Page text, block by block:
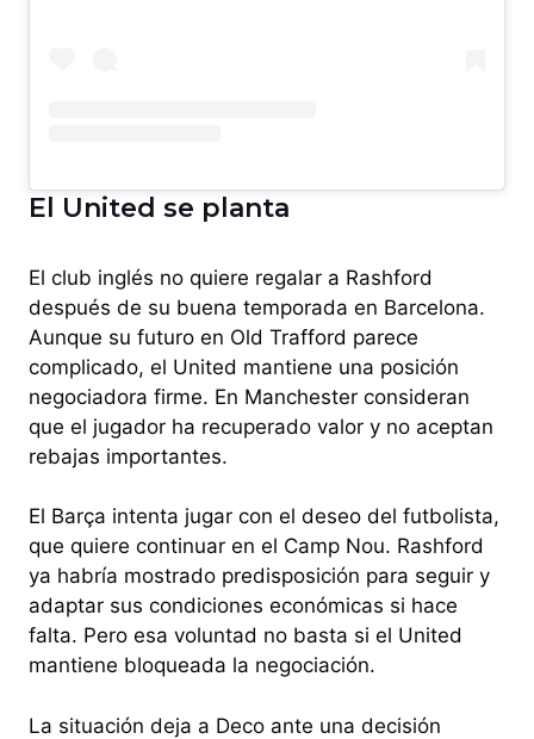
El United se planta
El club inglés no quiere regalar a Rashford
después de su buena temporada en Barcelona.
Aunque su futuro en Old Trafford parece
complicado, el United mantiene una posición
negociadora firme. En Manchester consideran
que el jugador ha recuperado valor y no aceptan
rebajas importantes.
El Barça intenta jugar con el deseo del futbolista,
que quiere continuar en el Camp Nou. Rashford
ya habría mostrado predisposición para seguir y
adaptar sus condiciones económicas si hace
falta. Pero esa voluntad no basta si el United
mantiene bloqueada la negociación.
La situación deja a Deco ante una decisión